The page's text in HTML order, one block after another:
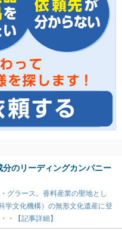
のリーディングカンパニー
グラース。香料産業の聖地とし
学文化機構）の無形文化遺産に登
・【記事詳細】